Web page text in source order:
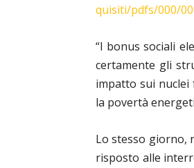
quisiti/pdfs/000/
“I bonus sociali
certamente gli
impatto sui
la povertà
Lo stesso giorno,
risposto alle